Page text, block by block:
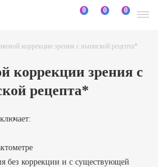
0 0 0
коррекции зрения с выпиской рецепта*
коррекции зрения с
рецепта*
без коррекции и с существующей